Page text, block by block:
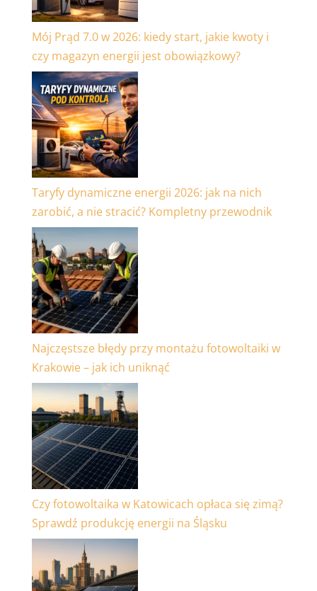
Mój Prąd 7.0 w 2026: kiedy start, jakie kwoty i
czy magazyn energii jest obowiązkowy?
Taryfy dynamiczne energii 2026: jak na nich
zarobić, a nie stracić? Kompletny przewodnik
Najczęstsze błędy przy montażu fotowoltaiki w
Krakowie – jak ich uniknąć
Czy fotowoltaika w Katowicach opłaca się zimą?
Sprawdź produkcję energii na Śląsku